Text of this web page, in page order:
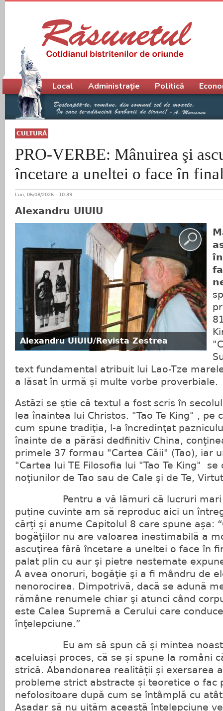
CULTURĂ
PRO-VERBE: Mânuirea şi
încetare a uneltei o face în
Lun, 06/08/2026 - 10:39
Alexandru UIUIU
Alexandru UIUIU/Revista Zestrea
text fundamental atribuit lui Lao-Tze
a lăsat în urmă și multe vorbe proverbiale.
Astăzi se ştie că textul a fost scris în
lea înaintea lui Christos. "Tao Te King" , pe
cum spune tradiţia, l-a încredinţat
înainte de a părăsi dedfinitiv China,
primele 37 formau "Cartea Căii" (Tao), iar
"Cartea lui TE Filosofia lui "Tao Te King"
noţiunilor de Tao sau de Cale şi de Te,
Pentru a vă lămuri că lucruri mari
puține cuvinte am să reproduc aici un
cărți și anume Capitolul 8 care spune așa:
bogăţiilor nu are valoarea inestimabilă a
ascuţirea fără încetare a uneltei o face în
palat plin cu aur şi pietre nestemate
A avea onoruri, bogăţie şi a fi mândru de
nenorocirea. Dimpotrivă, dacă se adună
rămâne renumele chiar şi atunci când
este Calea Supremă a Cerului care
înţelepciune.”
Eu am să spun că și mintea
aceluiași proces, că se și spune la români
strică. Abandonarea realității și exersarea
probleme strict abstracte și teoretice o fac
nefolositoare după cum se întâmplă cu
Așadar să nu uităm această înțelepciune
Meniu principal
Local Administrație Politică